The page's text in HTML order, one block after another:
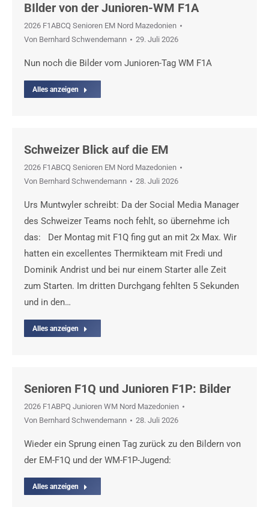
BIlder von der Junioren-WM F1A
2026 F1ABCQ Senioren EM Nord Mazedonien
Von Bernhard Schwendemann 29. Juli 2026
Nun noch die Bilder vom Junioren-Tag WM F1A
Alles anzeigen
Schweizer Blick auf die EM
2026 F1ABCQ Senioren EM Nord Mazedonien
Von Bernhard Schwendemann 28. Juli 2026
Urs Muntwyler schreibt: Da der Social Media Manager
des Schweizer Teams noch fehlt, so übernehme ich
das: Der Montag mit F1Q fing gut an mit 2x Max. Wir
hatten ein excellentes Thermikteam mit Fredi und
Dominik Andrist und bei nur einem Starter alle Zeit
zum Starten. Im dritten Durchgang fehlten 5 Sekunden
und in den…
Alles anzeigen
Senioren F1Q und Junioren F1P: Bilder
2026 F1ABPQ Junioren WM Nord Mazedonien
Von Bernhard Schwendemann 28. Juli 2026
Wieder ein Sprung einen Tag zurück zu den Bildern von
der EM-F1Q und der WM-F1P-Jugend:
Alles anzeigen